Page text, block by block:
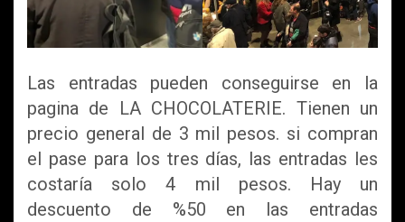
Las entradas pueden conseguirse en la
pagina de LA CHOCOLATERIE. Tienen un
precio general de 3 mil pesos. si compran
el pase para los tres días, las entradas les
costaría solo 4 mil pesos. Hay un
descuento de %50 en las entradas